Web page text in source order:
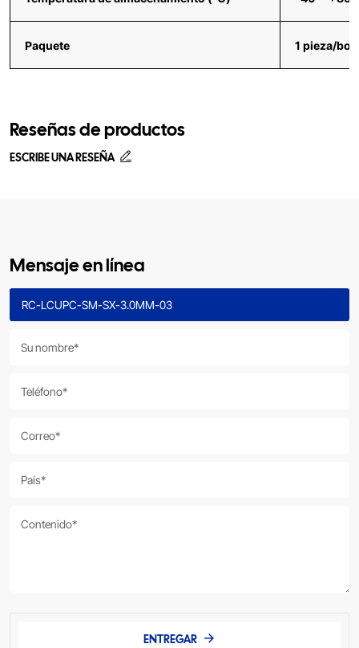
Paquete 1 pieza/
Reseñas de productos
ESCRIBE UNA RESEÑA
Mensaje en línea
ENTREGAR